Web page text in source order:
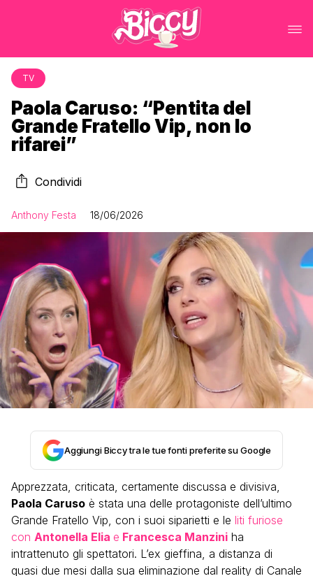
TV
Paola Caruso: “Pentita del
Grande Fratello Vip, non lo
rifarei”
Condividi
Anthony Festa 18/06/2026
Aggiungi Biccy tra le tue fonti preferite su Google
Apprezzata, criticata, certamente discussa e divisiva,
Paola Caruso è stata una delle protagoniste dell’ultimo
Grande Fratello Vip, con i suoi siparietti e le liti furiose
con Antonella Elia e Francesca Manzini ha
intrattenuto gli spettatori. L’ex gieffina, a distanza di
quasi due mesi dalla sua eliminazione dal reality di Canale